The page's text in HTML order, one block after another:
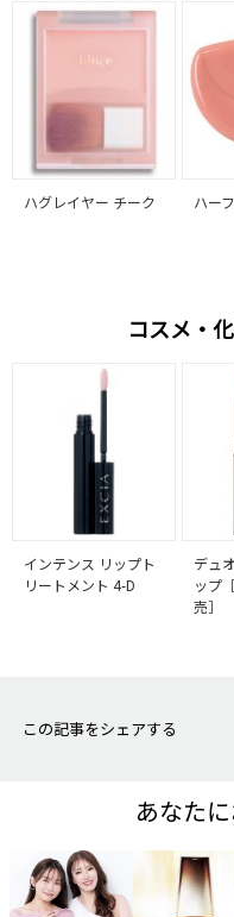
ハグレイヤー チーク ハー
コスメ・
インテンス リップト
リートメント 4-D
デュ
ップ
売］
この記事をシェアする
あなた